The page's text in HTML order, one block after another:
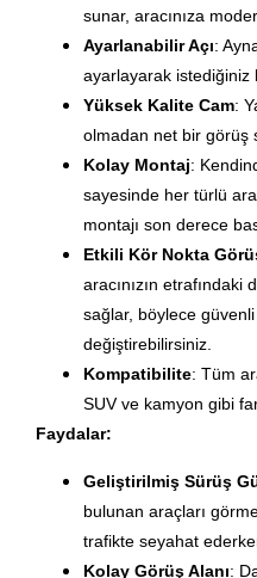
sunar, aracınıza
Ayarlanabilir Açı:
ayarlayarak istediğiniz
Yüksek Kalite Cam:
olmadan net bir görüş
Kolay Montaj:
sayesinde her türlü
montajı son derece
Etkili Kör Nokta
aracınızın
sağlar, böylece
değiştirebilirsiniz.
Kompatibilite: Tüm
SUV ve kamyon gibi
Faydalar:
Geliştirilmiş Sürüş
bulunan araçları
trafikte seyahat
Kolay Görüş Alanı: